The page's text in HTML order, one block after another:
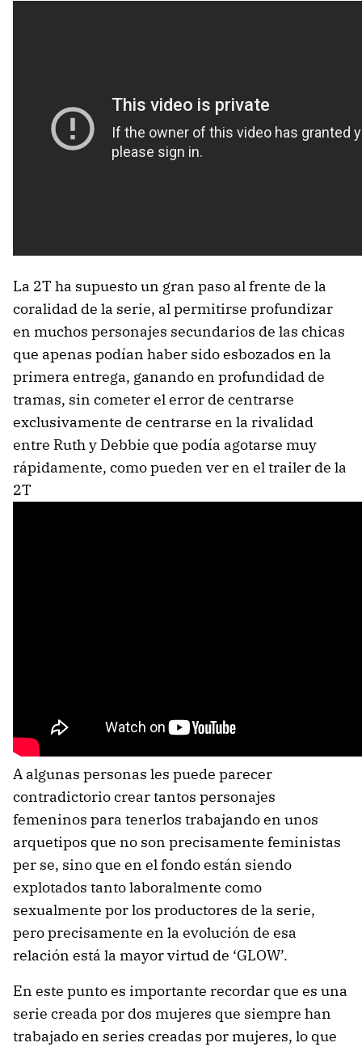
La 2T ha supuesto un gran paso al frente de la
coralidad de la serie, al permitirse profundizar
en muchos personajes secundarios de las chicas
que apenas podían haber sido esbozados en la
primera entrega, ganando en profundidad de
tramas, sin cometer el error de centrarse
exclusivamente de centrarse en la rivalidad
entre Ruth y Debbie que podía agotarse muy
rápidamente, como pueden ver en el trailer de la
2T
A algunas personas les puede parecer
contradictorio crear tantos personajes
femeninos para tenerlos trabajando en unos
arquetipos que no son precisamente feministas
per se, sino que en el fondo están siendo
explotados tanto laboralmente como
sexualmente por los productores de la serie,
pero precisamente en la evolución de esa
relación está la mayor virtud de ‘GLOW’.
En este punto es importante recordar que es una
serie creada por dos mujeres que siempre han
trabajado en series creadas por mujeres, lo que